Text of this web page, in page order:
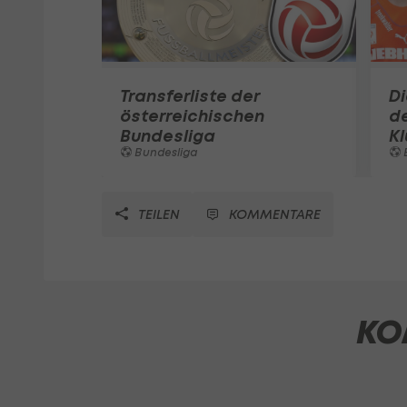
Transferliste der
österreichischen
Bundesliga
Bundesliga
TEILEN KOMMENTARE